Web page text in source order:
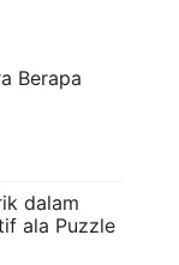
Berapa
dalam
ala Puzzle